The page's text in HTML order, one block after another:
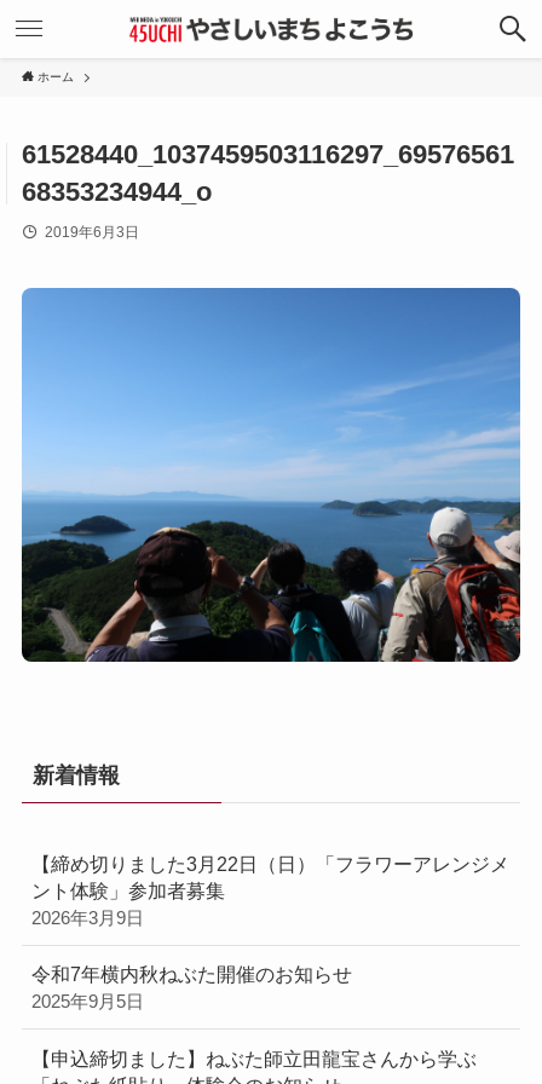
ホーム
61528440_1037459503116297_69576561
68353234944_o
2019年6月3日
新着情報
【締め切りました3月22日（日）「フラワーアレンジメ
ント体験」参加者募集
2026年3月9日
令和7年横内秋ねぶた開催のお知らせ
2025年9月5日
【申込締切ました】ねぶた師立田龍宝さんから学ぶ